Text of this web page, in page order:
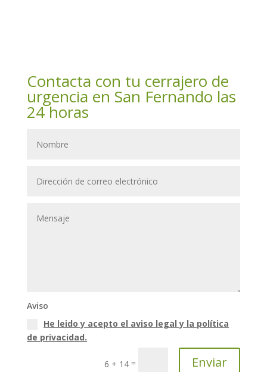
Contacta con tu cerrajero de
urgencia en San Fernando las
24 horas
Aviso
He leido y acepto el aviso legal y la política
de privacidad.
6 + 14 = Enviar